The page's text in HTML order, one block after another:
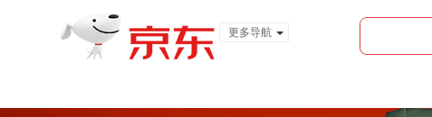
更多导航